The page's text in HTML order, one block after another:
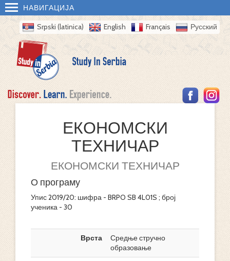
НАВИГАЦИЈА
Srpski (latinica) English Français Русский
ЕКОНОМСКИ
ТЕХНИЧАР
ЕКОНОМСКИ ТЕХНИЧАР
О програму
Упис 2019/20: шифра - BRPO SB 4L01S ; број
ученика - 30
Врста
Средње стручно
образовање